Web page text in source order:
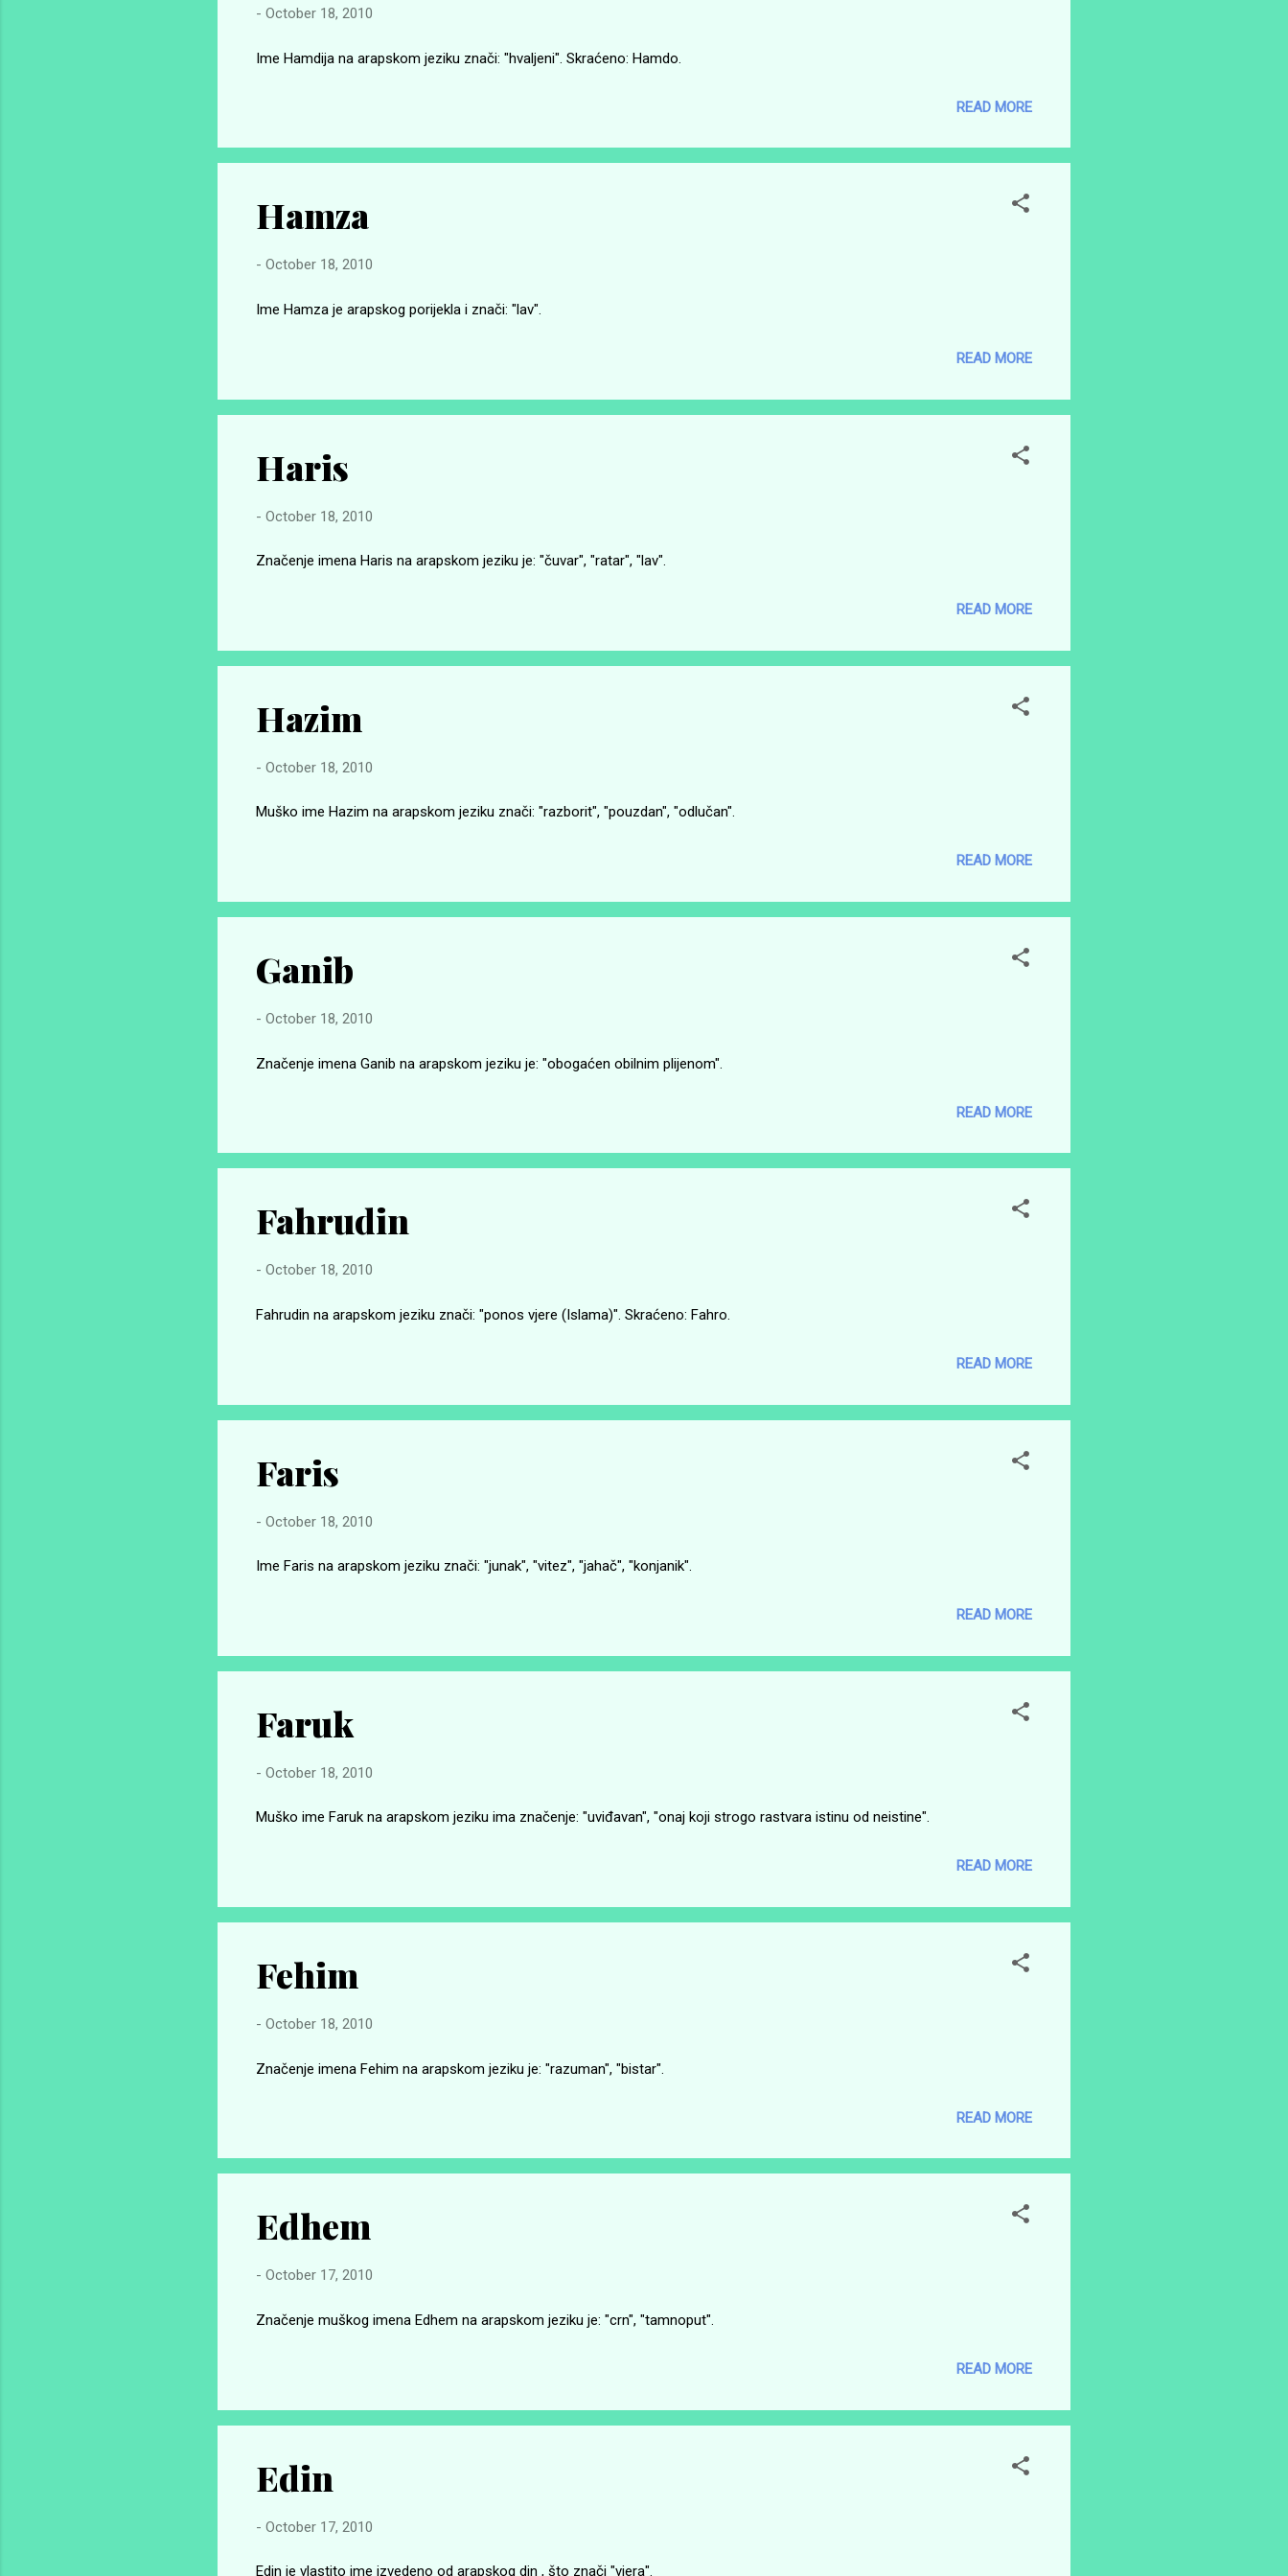
- October 18, 2010
Ime Hamdija na arapskom jeziku znači: "hvaljeni". Skraćeno: Hamdo.
READ MORE
Hamza
- October 18, 2010
Ime Hamza je arapskog porijekla i znači: "lav".
READ MORE
Haris
- October 18, 2010
Značenje imena Haris na arapskom jeziku je: "čuvar", "ratar", "lav".
READ MORE
Hazim
- October 18, 2010
Muško ime Hazim na arapskom jeziku znači: "razborit", "pouzdan", "odlučan".
READ MORE
Ganib
- October 18, 2010
Značenje imena Ganib na arapskom jeziku je: "obogaćen obilnim plijenom".
READ MORE
Fahrudin
- October 18, 2010
Fahrudin na arapskom jeziku znači: "ponos vjere (Islama)". Skraćeno: Fahro.
READ MORE
Faris
- October 18, 2010
Ime Faris na arapskom jeziku znači: "junak", "vitez", "jahač", "konjanik".
READ MORE
Faruk
- October 18, 2010
Muško ime Faruk na arapskom jeziku ima značenje: "uviđavan", "onaj koji strogo rastvara istinu od neistine".
READ MORE
Fehim
- October 18, 2010
Značenje imena Fehim na arapskom jeziku je: "razuman", "bistar".
READ MORE
Edhem
- October 17, 2010
Značenje muškog imena Edhem na arapskom jeziku je: "crn", "tamnoput".
READ MORE
Edin
- October 17, 2010
Edin je vlastito ime izvedeno od arapskog din , što znači "vjera".